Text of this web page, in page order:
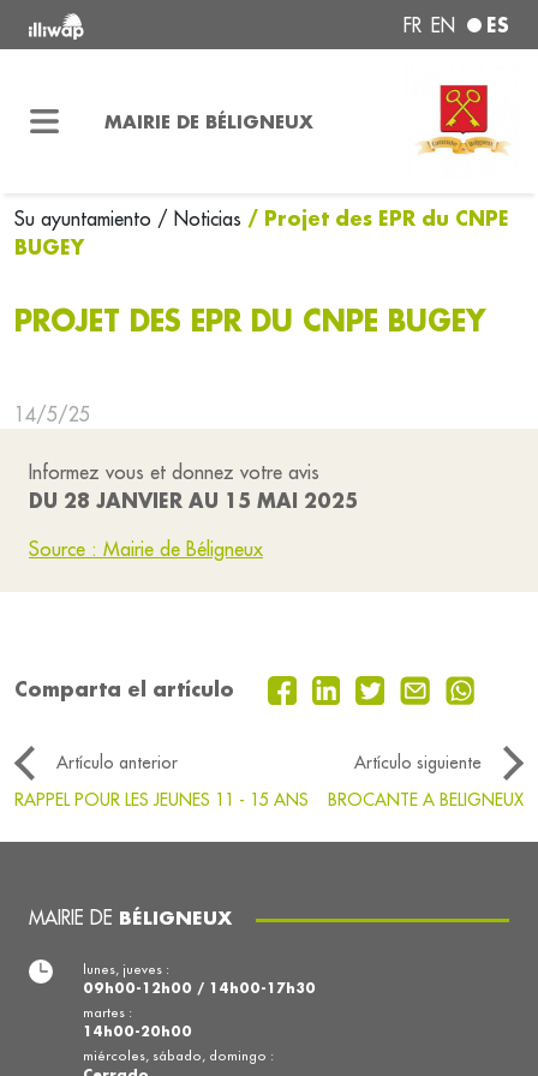
FR EN ES
MAIRIE DE BÉLIGNEUX
Su ayuntamiento / Noticias / Projet des EPR du CNPE
BUGEY
PROJET DES EPR DU CNPE BUGEY
14/5/25
Informez vous et donnez votre avis
DU 28 JANVIER AU 15 MAI 2025
Source : Mairie de Béligneux
Comparta el artículo
Artículo anterior
Artículo siguiente
RAPPEL POUR LES JEUNES 11 - 15 ANS
BROCANTE A BELIGNEUX
MAIRIE DE BÉLIGNEUX
lunes, jueves :
09h00-12h00 / 14h00-17h30
martes :
14h00-20h00
miércoles, sábado, domingo :